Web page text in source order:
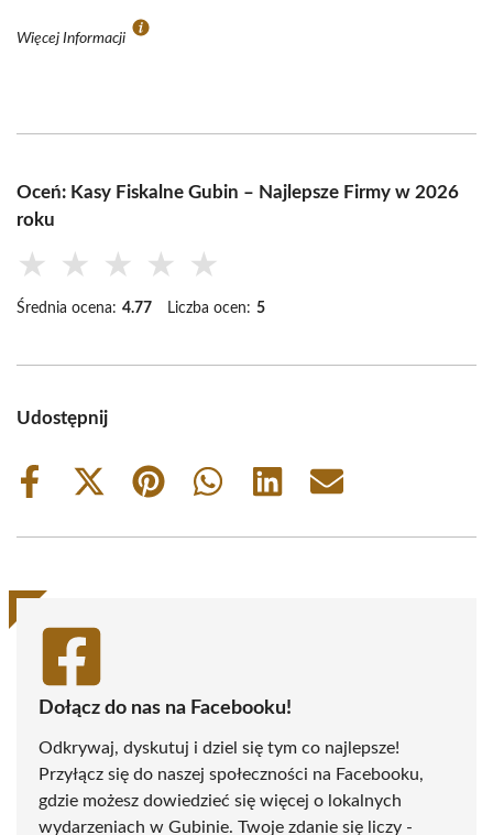
Więcej Informacji
Oceń: Kasy Fiskalne Gubin – Najlepsze Firmy w 2026
roku
★ ★ ★ ★ ★
Średnia ocena: 4.77 Liczba ocen: 5
Udostępnij
Share
Share
(Twitter)
Share
Share
Share
Share
Dołącz do nas na Facebooku!
Odkrywaj, dyskutuj i dziel się tym co najlepsze!
Przyłącz się do naszej społeczności na Facebooku,
gdzie możesz dowiedzieć się więcej o lokalnych
wydarzeniach w Gubinie. Twoje zdanie się liczy -